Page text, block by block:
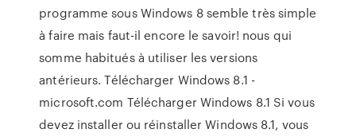
programme sous Windows 8 semble très simple
à faire mais faut-il encore le savoir! nous qui
somme habitués à utiliser les versions
antérieurs. Télécharger Windows 8.1 -
microsoft.com Télécharger Windows 8.1 Si vous
devez installer ou réinstaller Windows 8.1, vous